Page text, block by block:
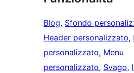
Blog, Sfondo
Header personalizzato,
personalizzato, Menu
personalizzato, Svago,